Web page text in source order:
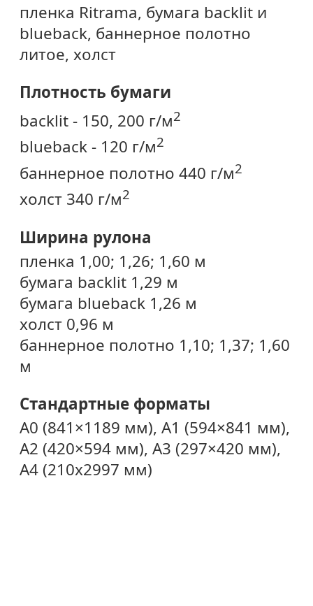
пленка Ritrama, бумага backlit и
blueback, баннерное полотно
литое, холст
Плотность бумаги
backlit - 150, 200 г/м2
blueback - 120 г/м2
баннерное полотно 440 г/м2
холст 340 г/м2
Ширина рулона
пленка 1,00; 1,26; 1,60 м
бумага backlit 1,29 м
бумага blueback 1,26 м
холст 0,96 м
баннерное полотно 1,10; 1,37; 1,60
м
Стандартные форматы
А0 (841×1189 мм), А1 (594×841 мм),
А2 (420×594 мм), А3 (297×420 мм),
А4 (210х2997 мм)